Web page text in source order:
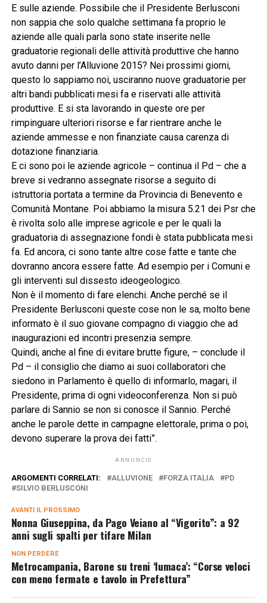
E sulle aziende. Possibile che il Presidente Berlusconi
non sappia che solo qualche settimana fa proprio le
aziende alle quali parla sono state inserite nelle
graduatorie regionali delle attività produttive che hanno
avuto danni per l’Alluvione 2015? Nei prossimi giorni,
questo lo sappiamo noi, usciranno nuove graduatorie per
altri bandi pubblicati mesi fa e riservati alle attività
produttive. E si sta lavorando in queste ore per
rimpinguare ulteriori risorse e far rientrare anche le
aziende ammesse e non finanziate causa carenza di
dotazione finanziaria.
E ci sono poi le aziende agricole – continua il Pd – che a
breve si vedranno assegnate risorse a seguito di
istruttoria portata a termine da Provincia di Benevento e
Comunità Montane. Poi abbiamo la misura 5.21 dei Psr che
è rivolta solo alle imprese agricole e per le quali la
graduatoria di assegnazione fondi è stata pubblicata mesi
fa. Ed ancora, ci sono tante altre cose fatte e tante che
dovranno ancora essere fatte. Ad esempio per i Comuni e
gli interventi sul dissesto ideogeologico.
Non è il momento di fare elenchi. Anche perché se il
Presidente Berlusconi queste cose non le sa, molto bene
informato è il suo giovane compagno di viaggio che ad
inaugurazioni ed incontri presenzia sempre.
Quindi, anche al fine di evitare brutte figure, – conclude il
Pd – il consiglio che diamo ai suoi collaboratori che
siedono in Parlamento è quello di informarlo, magari, il
Presidente, prima di ogni videoconferenza. Non si può
parlare di Sannio se non si conosce il Sannio. Perché
anche le parole dette in campagne elettorale, prima o poi,
devono superare la prova dei fatti”.
ANNUNCIO
ARGOMENTI CORRELATI: ALLUVIONE FORZA ITALIA
PD
SILVIO BERLUSCONI
AVANTI IL ​​PROSSIMO
Nonna Giuseppina, da Pago Veiano al “Vigorito”: a 92
anni sugli spalti per tifare Milan
NON PERDERE
Metrocampania, Barone su treni ‘lumaca’: “Corse veloci
con meno fermate e tavolo in Prefettura”